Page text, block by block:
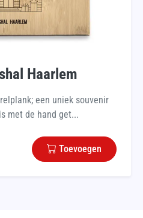
Haarlem
een uniek souvenir
met de hand get...
Toevoegen